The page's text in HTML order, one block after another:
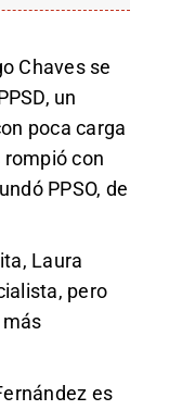
Chaves se
un
poca carga
con
PPSO, de
Laura
pero
es